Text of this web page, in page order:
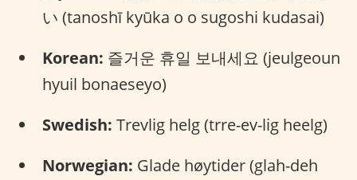
い (tanoshī kyūka o o sugoshi kudasai)
Korean: 즐거운 휴일 보내세요 (jeulgeoun
hyuil bonaeseyo)
Swedish: Trevlig helg (trre-ev-lig heelg)
Norwegian: Glade høytider (glah-deh